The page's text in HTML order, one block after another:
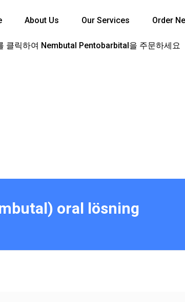
About Us Our Services Order
클릭하여 Nembutal Pentobarbital을 주문하세요
oral lösning